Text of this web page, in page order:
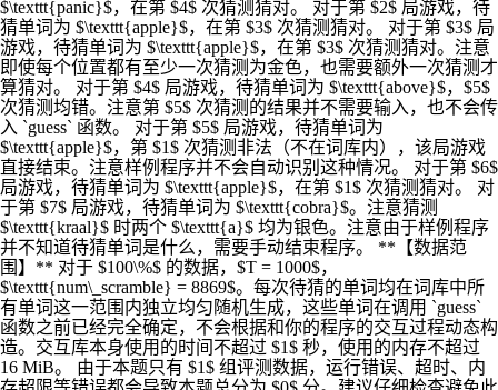
$\texttt{panic}$，在第 $4$ 次猜测猜对。 对于第 $2$ 局游戏，待
猜单词为 $\texttt{apple}$，在第 $3$ 次猜测猜对。 对于第 $3$ 局
游戏，待猜单词为 $\texttt{apple}$，在第 $3$ 次猜测猜对。注意
即使每个位置都有至少一次猜测为金色，也需要额外一次猜测才
算猜对。 对于第 $4$ 局游戏，待猜单词为 $\texttt{above}$，$5$
次猜测均错。注意第 $5$ 次猜测的结果并不需要输入，也不会传
入 `guess` 函数。 对于第 $5$ 局游戏，待猜单词为
$\texttt{apple}$，第 $1$ 次猜测非法（不在词库内），该局游戏
直接结束。注意样例程序并不会自动识别这种情况。 对于第 $6$
局游戏，待猜单词为 $\texttt{apple}$，在第 $1$ 次猜测猜对。 对
于第 $7$ 局游戏，待猜单词为 $\texttt{cobra}$。注意猜测
$\texttt{kraal}$ 时两个 $\texttt{a}$ 均为银色。注意由于样例程序
并不知道待猜单词是什么，需要手动结束程序。 **【数据范
围】** 对于 $100\%$ 的数据，$T = 1000$，
$\texttt{num\_scramble} = 8869$。每次待猜的单词均在词库中所
有单词这一范围内独立均匀随机生成，这些单词在调用 `guess`
函数之前已经完全确定，不会根据和你的程序的交互过程动态构
造。交互库本身使用的时间不超过 $1$ 秒，使用的内存不超过
16 MiB。 由于本题只有 $1$ 组评测数据，运行错误、超时、内